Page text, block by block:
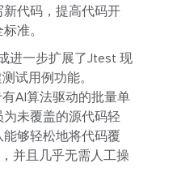
代码，提高代码开
准。
进一步扩展了Jtest 现
试用例功能。
AI算法驱动的批量单
未覆盖的源代码轻
够轻松地将代码覆
并且几乎无需人工操